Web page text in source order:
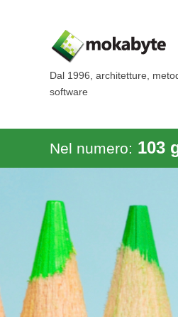
Dal 1996, architetture,
software
Nel numero: 103